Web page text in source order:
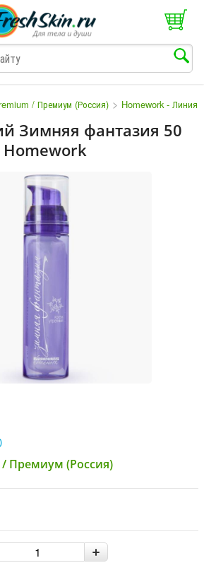
/ Премиум (Россия) > Homework - Линия
Зимняя фантазия 50
/ Премиум (Россия)